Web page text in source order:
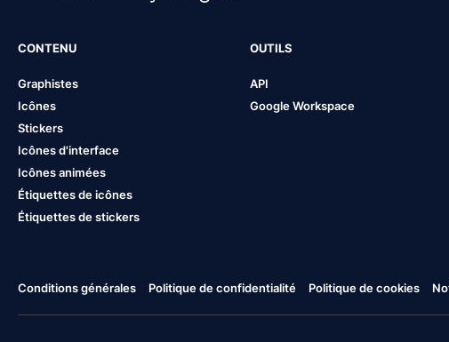
CONTENU
Graphistes
Icônes
Stickers
Icônes d'interface
Icônes animées
Étiquettes de icônes
Étiquettes de stickers
OUTILS
API
Google Workspace
Conditions générales Politique de confidentialité Politique de cookies